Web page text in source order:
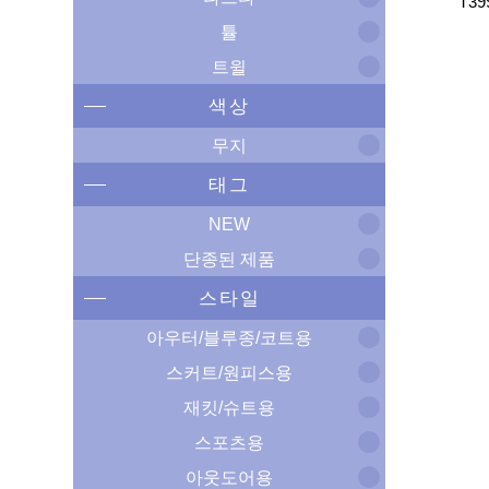
튤
트윌
색상
무지
태그
NEW
단종된 제품
스타일
아우터/블루종/코트용
스커트/원피스용
재킷/슈트용
스포츠용
아웃도어용